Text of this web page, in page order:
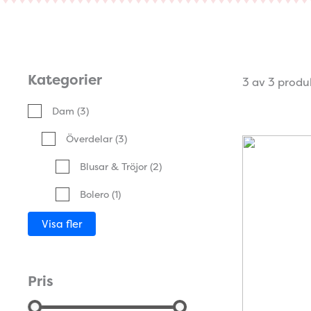
Kategorier
Dam (3)
Överdelar (3)
Blusar & Tröjor (2)
Bolero (1)
Visa fler
Pris
3 av 3